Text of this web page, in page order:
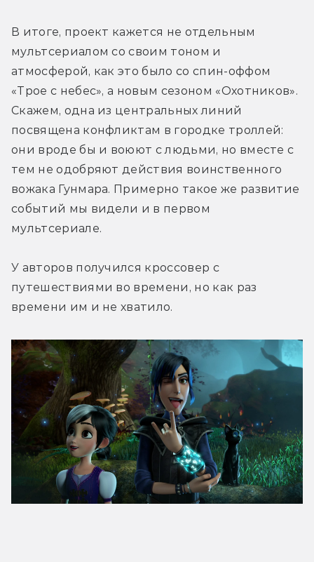
В итоге, проект кажется не отдельным
мультсериалом со своим тоном и
атмосферой, как это было со спин-оффом
«Трое с небес», а новым сезоном «Охотников».
Скажем, одна из центральных линий
посвящена конфликтам в городке троллей:
они вроде бы и воюют с людьми, но вместе с
тем не одобряют действия воинственного
вожака Гунмара. Примерно такое же развитие
событий мы видели и в первом
мультсериале.
У авторов получился кроссовер с
путешествиями во времени, но как раз
времени им и не хватило.